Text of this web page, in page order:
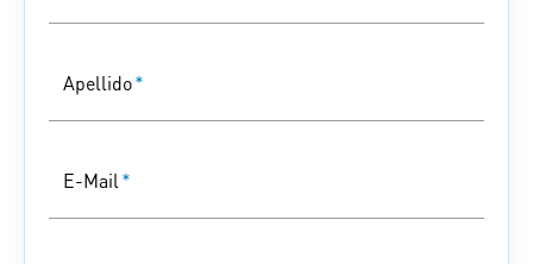
Apellido*
E-Mail *